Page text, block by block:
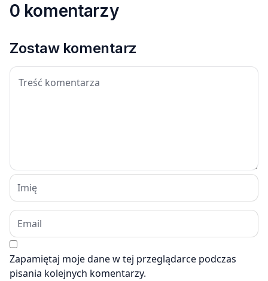
0 komentarzy
Zostaw komentarz
Zapamiętaj moje dane w tej przeglądarce podczas
pisania kolejnych komentarzy.